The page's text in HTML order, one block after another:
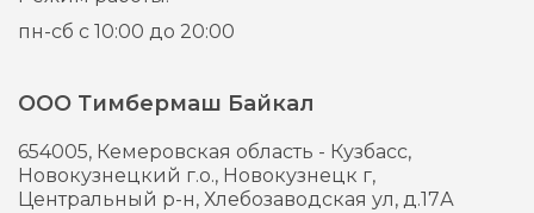
пн-сб с 10:00 до 20:00
ООО Тимбермаш Байкал
654005, Кемеровская область - Кузбасс,
Новокузнецкий г.о., Новокузнецк г,
Центральный р-н, Хлебозаводская ул, д.17А